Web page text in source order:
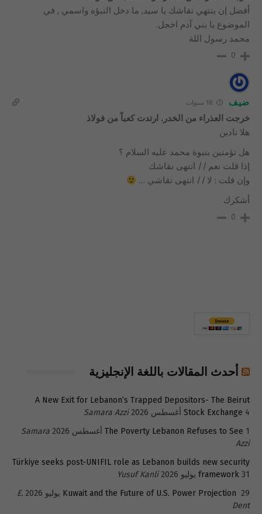
أفضل إن ينتهي نقاشك يا سيد, ما دخل النبؤه واسمي , في
الموضوع يا بني آدم اخجل.
محمد رسول اللة
0
ضيف 18 سنوات
خرجت العذراء من الخدر. ارتدت كعباً من فولاذ
هلا نادين
هل تؤمنين بنبوة محمد عليه السلام ؟
إذا قلت نعم // انتهى نقاشك
وإن قلت : لا // انتهى نقاشي …
أشكرك
0
أحدث المقالات باللغة الإنجليزية
A New Exit for Lebanon’s Trapped Depositors- The Beirut
Stock Exchange 4 أغسطس 2026
Samara Azzi
The Poverty Lebanon Refuses to See 1 أغسطس 2026
Samara
Azzi
Türkiye seeks post-UNIFIL role as Lebanon builds new security
framework 31 يوليو 2026
Yusuf Kanli
Kuwait and the Future of U.S. Power Projection 29 يوليو 2026
E.
Dent